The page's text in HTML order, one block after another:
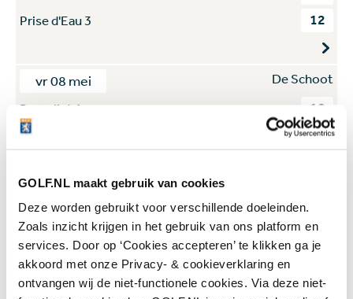
GOLF.NL maakt gebruik van cookies
Deze worden gebruikt voor verschillende doeleinden.
Zoals inzicht krijgen in het gebruik van ons platform en
services. Door op ‘Cookies accepteren’ te klikken ga je
akkoord met onze Privacy- & cookieverklaring en
ontvangen wij de niet-functionele cookies. Via deze niet-
Prise d'Eau 3 12
vr 08 mei
De Schoot
Bergvliet 1
10
The Duke 1 12